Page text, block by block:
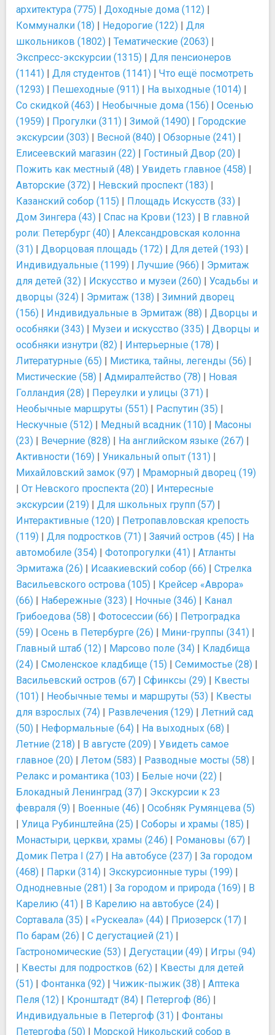
архитектура (775) | Доходные дома (112) |
Коммуналки (18) | Недорогие (122) | Для
школьников (1802) | Тематические (2063) |
Экспресс-экскурсии (1315) | Для пенсионеров
(1141) | Для студентов (1141) | Что ещё посмотреть
(1293) | Пешеходные (911) | На выходные (1014) |
Со скидкой (463) | Необычные дома (156) | Осенью
(1959) | Прогулки (311) | Зимой (1490) | Городские
экскурсии (303) | Весной (840) | Обзорные (241) |
Елисеевский магазин (22) | Гостиный Двор (20) |
Пожить как местный (48) | Увидеть главное (458) |
Авторские (372) | Невский проспект (183) |
Казанский собор (115) | Площадь Искусств (33) |
Дом Зингера (43) | Спас на Крови (123) | В главной
роли: Петербург (40) | Александровская колонна
(31) | Дворцовая площадь (172) | Для детей (193) |
Индивидуальные (1199) | Лучшие (966) | Эрмитаж
для детей (32) | Искусство и музеи (260) | Усадьбы и
дворцы (324) | Эрмитаж (138) | Зимний дворец
(156) | Индивидуальные в Эрмитаж (88) | Дворцы и
особняки (343) | Музеи и искусство (335) | Дворцы и
особняки изнутри (82) | Интерьерные (178) |
Литературные (65) | Мистика, тайны, легенды (56) |
Мистические (58) | Адмиралтейство (78) | Новая
Голландия (28) | Переулки и улицы (371) |
Необычные маршруты (551) | Распутин (35) |
Нескучные (512) | Медный всадник (110) | Масоны
(23) | Вечерние (828) | На английском языке (267) |
Активности (169) | Уникальный опыт (131) |
Михайловский замок (97) | Мраморный дворец (19)
| От Невского проспекта (20) | Интересные
экскурсии (219) | Для школьных групп (57) |
Интерактивные (120) | Петропавловская крепость
(119) | Для подростков (71) | Заячий остров (45) | На
автомобиле (354) | Фотопрогулки (41) | Атланты
Эрмитажа (26) | Исаакиевский собор (66) | Стрелка
Васильевского острова (105) | Крейсер «Аврора»
(66) | Набережные (323) | Ночные (346) | Канал
Грибоедова (58) | Фотосессии (66) | Петроградка
(59) | Осень в Петербурге (26) | Мини-группы (341) |
Главный штаб (12) | Марсово поле (34) | Кладбища
(24) | Смоленское кладбище (15) | Семимостье (28) |
Васильевский остров (67) | Сфинксы (29) | Квесты
(101) | Необычные темы и маршруты (53) | Квесты
для взрослых (74) | Развлечения (129) | Летний сад
(50) | Неформальные (64) | На выходных (68) |
Летние (218) | В августе (209) | Увидеть самое
главное (20) | Летом (583) | Разводные мосты (58) |
Релакс и романтика (103) | Белые ночи (22) |
Блокадный Ленинград (37) | Экскурсии к 23
февраля (9) | Военные (46) | Особняк Румянцева (5)
| Улица Рубинштейна (25) | Соборы и храмы (185) |
Монастыри, церкви, храмы (246) | Романовы (67) |
Домик Петра I (27) | На автобусе (237) | За городом
(468) | Парки (314) | Экскурсионные туры (199) |
Однодневные (281) | За городом и природа (169) | В
Карелию (41) | В Карелию на автобусе (24) |
Сортавала (35) | «Рускеала» (44) | Приозерск (17) |
По барам (26) | С дегустацией (21) |
Гастрономические (53) | Дегустации (49) | Игры (94)
| Квесты для подростков (62) | Квесты для детей
(51) | Фонтанка (92) | Чижик-пыжик (38) | Аптека
Пеля (12) | Кронштадт (84) | Петергоф (86) |
Индивидуальные в Петергоф (31) | Фонтаны
Петергофа (50) | Морской Никольский собор в